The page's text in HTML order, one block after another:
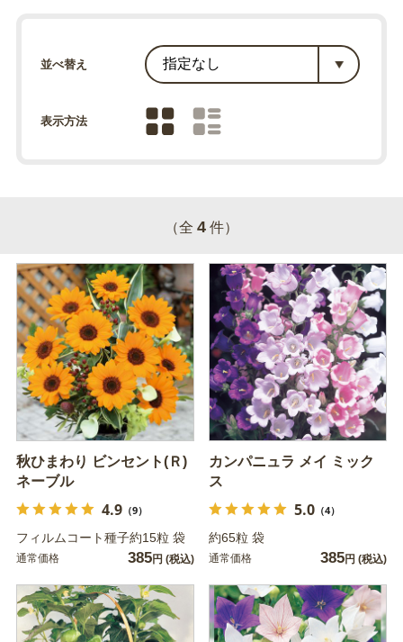
並べ替え
表示方法
（全 4 件）
秋ひまわり ビンセント(Ｒ)
ネーブル
4.9（9）
フィルムコート種子約15粒 袋
通常価格 385円 (税込)
カンパニュラ メイ ミック
ス
5.0（4）
約65粒 袋
通常価格 385円 (税込)